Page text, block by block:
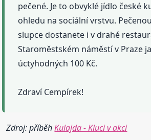
pečené. Je to obvyklé jídlo české
ohledu na sociální vrstvu.
slupce dostanete i v drahé
Staroměstském náměstí v Praze
úctyhodných 100 Kč.
Zdraví Cempírek!
Zdroj: příběhKulajda - Kluci v akci